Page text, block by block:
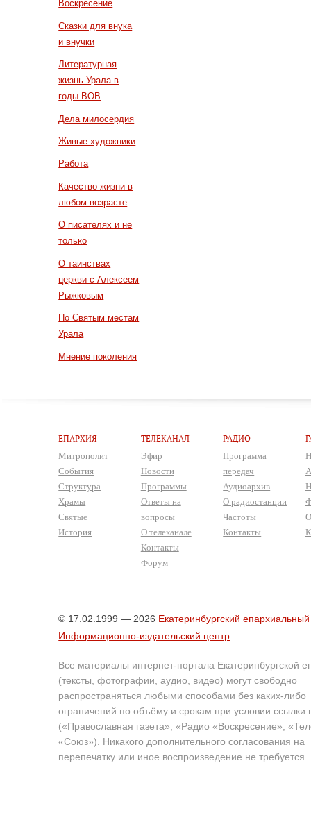
Воскресение
Сказки для внука
и внучки
Литературная
жизнь Урала в
годы ВОВ
Дела милосердия
Живые художники
Работа
Качество жизни в
любом возрасте
О писателях и не
только
О таинствах
церкви с Алексеем
Рыжковым
По Святым местам
Урала
Мнение поколения
ЕПАРХИЯ
Митрополит
События
Структура
Храмы
Святые
История
ТЕЛЕКАНАЛ
Эфир
Новости
Программы
Ответы на
вопросы
О телеканале
Контакты
Форум
РАДИО
Программа
передач
Аудиоархив
О радиостанции
Частоты
Контакты
© 17.02.1999 — 2026 Екатеринбургский епархиальный
Информационно-издательский центр
Все материалы интернет-портала Екатеринбургской
(тексты, фотографии, аудио, видео) могут свободно
распространяться любыми способами без каких-либо
ограничений по объёму и срокам при условии ссылки
(«Православная газета», «Радио «Воскресение»,
«Союз»). Никакого дополнительного согласования на
перепечатку или иное воспроизведение не требуется.